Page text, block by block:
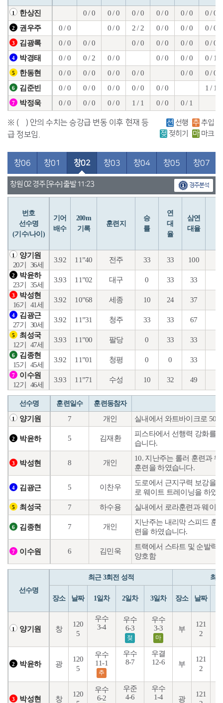
1 한상진 0 / 0 0 / 0 0 / 0 0 / 0 0 / 0 0 / 0
2 권우주 0 / 0 0 / 0 2 / 2 0 / 0 0 / 0 0 / 0
3 김광록 0 / 0 0 / 0 0 / 0 0 / 0 0 / 0 0 / 0
4 박경태 0 / 0 0 / 2 0 / 0 0 / 0 0 / 0 0 / 1
5 한동현 0 / 0 0 / 0 0 / 0 0 / 0 0 / 0 0 / 0
6 김준빈 0 / 0 0 / 0 0 / 0 0 / 0 0 / 0 1 / 1
7 박정욱 0 / 0 0 / 0 0 / 0 1 / 1 0 / 0 0 / 1
※ ( ) 안의 수치는 승강급 변동 이후 현재 등
급 정보임.
선 선행 추 추입
젖 젖히기 마 마크
창06 창01 창02 창03 창04 창05 창07
창원 02 경주 [우수] 출발 11:23 경주분석
번호
선수명
(기수/나이)
기어
배수
200m
기록
훈련지
승
률
연
대
율
삼연
대율
1
양기원
20기
36세
3.92 11”40 전주 33 33 100
2
박윤하
23기
35세
3.93 11”02 대구 0 33 33
3
박성현
16기
41세
3.92 10”68 세종 10 24 37
4
김광근
27기
30세
3.92 11”31 청주 33 33 67
5
최성국
12기
47세
3.93 11”00 팔당 0 33 33
6
김종현
15기
45세
3.92 11”01 청평 0 0 33
7
이수원
12기
46세
3.93 11”71 수성 10 32 49
선수명 훈련일수 훈련동참자
1 양기원 7 개인 실내에서 와트바이크로
2 박윤하 5 김재환
피스타에서 선행력 강화를
습니다.
3 박성현 8 개인
10. 지난주는 롤러 훈련과
훈련을 하였습니다.
4 김광근 5 이찬우
도로에서 근지구력 보강을
로 웨이트 트레이닝을 하였
5 최성국 7 하수용 실내에서 로라훈련과 웨이
6 김종현 7 개인
지난주는 내리막 스피드 훈
련을 하였습니다.
7 이수원 6 김민욱
트랙에서 스타트 및 순발력
양호함
선수명
최근 3회전 성적 최
장소 날짜 1일차 2일차 3일차 장소 날짜
1 양기원 창
120
5
우수
3-4
우수
6-3
젖
우수
3-3
마
부
121
2
2 박윤하 광
120
5
우수
11-1
추
우수
8-7
우결
12-6
부
121
2
3 박성현 창
120
우수
6-2
우준
4-6
우수
1-4
광
121